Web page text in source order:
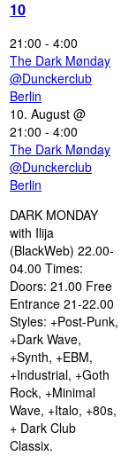
10
21:00 - 4:00
The Dark Mønday
@Dunckerclub
Berlin
10. August @
21:00 - 4:00
The Dark Mønday
@Dunckerclub
Berlin
DARK MONDAY
with Ilija
(BlackWeb) 22.00-
04.00 Times:
Doors: 21.00 Free
Entrance 21-22.00
Styles: +Post-Punk,
+Dark Wave,
+Synth, +EBM,
+Industrial, +Goth
Rock, +Minimal
Wave, +Italo, +80s,
+ Dark Club
Classix.